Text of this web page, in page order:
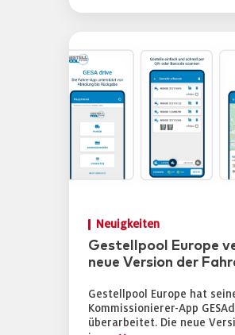
Neuigkeiten
Gestellpool Europe
neue Version der
Gestellpool Europe hat
Kommissionierer-App
überarbeitet. Die neue